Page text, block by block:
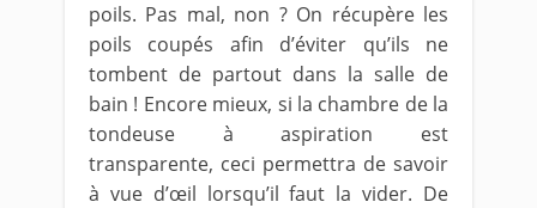
poils. Pas mal, non ? On récupère les
poils coupés afin d’éviter qu’ils ne
tombent de partout dans la salle de
bain ! Encore mieux, si la chambre de la
tondeuse à aspiration est
transparente, ceci permettra de savoir
à vue d’œil lorsqu’il faut la vider. De